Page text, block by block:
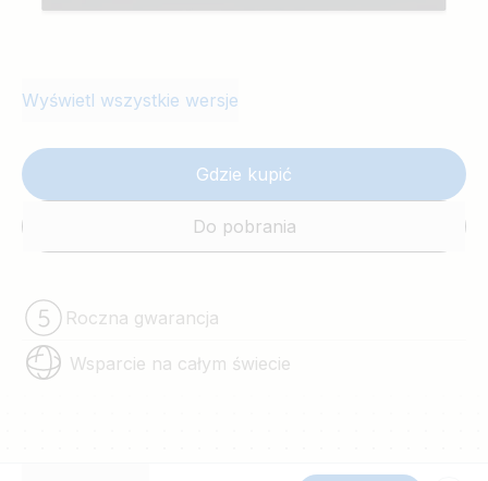
Wyświetl wszystkie wersje
Gdzie kupić
Do pobrania
Roczna gwarancja
Wsparcie na całym świecie